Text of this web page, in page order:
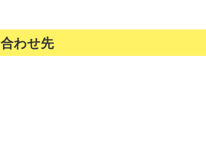
わせ先